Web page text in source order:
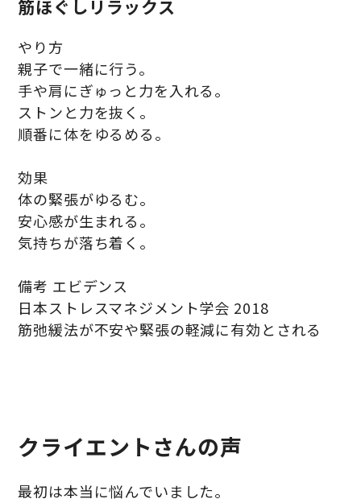
筋ほぐしリラックス
やり方
親子で一緒に行う。
手や肩にぎゅっと力を入れる。
ストンと力を抜く。
順番に体をゆるめる。
効果
体の緊張がゆるむ。
安心感が生まれる。
気持ちが落ち着く。
備考 エビデンス
日本ストレスマネジメント学会 2018
筋弛緩法が不安や緊張の軽減に有効とされる
クライエントさんの声
最初は本当に悩んでいました。